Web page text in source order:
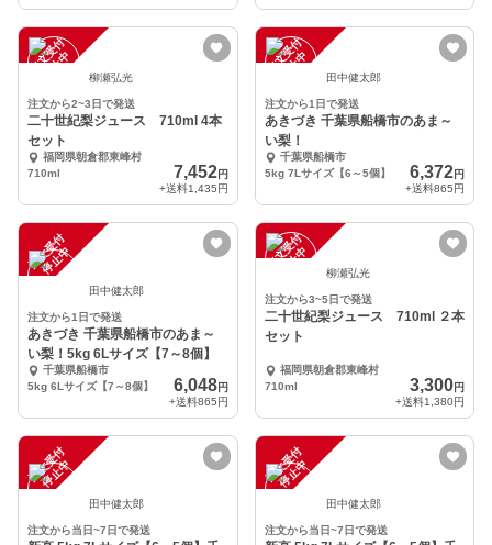
注
文
受
付
停
止
中 柳瀬弘光
注文から2~3日で発送
二十世紀梨ジュース 710ml 4本
セット
福岡県朝倉郡東峰村
710ml
7,452円
+送料1,435円
注
文
受
付
停
止
中 田中健太郎
注文から1日で発送
あきづき 千葉県船橋市のあま～
い梨！
千葉県船橋市
5kg 7Lサイズ【6～5個】
6,372円
+送料865円
注
文
受
付
停
止
中
田中健太郎
注文から1日で発送
あきづき 千葉県船橋市のあま～
い梨！5kg 6Lサイズ【7～8個】
千葉県船橋市
5kg 6Lサイズ【7～8個】
6,048円
+送料865円
注
文
受
付
停
止
中 柳瀬弘光
注文から3~5日で発送
二十世紀梨ジュース 710ml ２本
セット
福岡県朝倉郡東峰村
710ml
3,300円
+送料1,380円
注
文
受
付
停
止
中
田中健太郎
注文から当日~7日で発送
注
文
受
付
停
止
中
田中健太郎
注文から当日~7日で発送